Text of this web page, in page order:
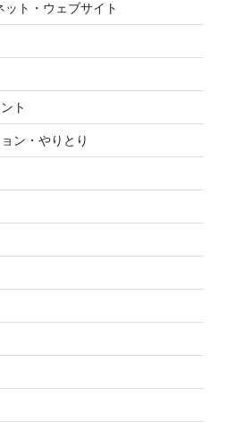
ット・ウェブサイト
ト
ン・やりとり